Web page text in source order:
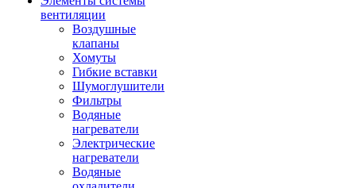
вентиляции
Воздушные
клапаны
Хомуты
Гибкие вставки
Шумоглушители
Фильтры
Водяные
нагреватели
Электрические
нагреватели
Водяные